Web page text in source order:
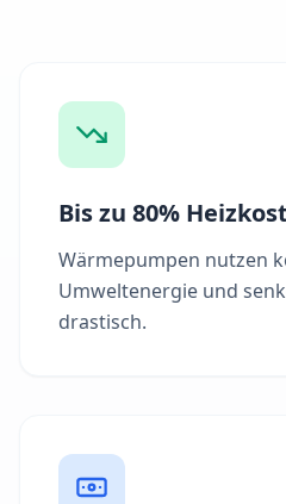
Bis zu 80%
Wärmepumpen nutzen
Umweltenergie und
drastisch.